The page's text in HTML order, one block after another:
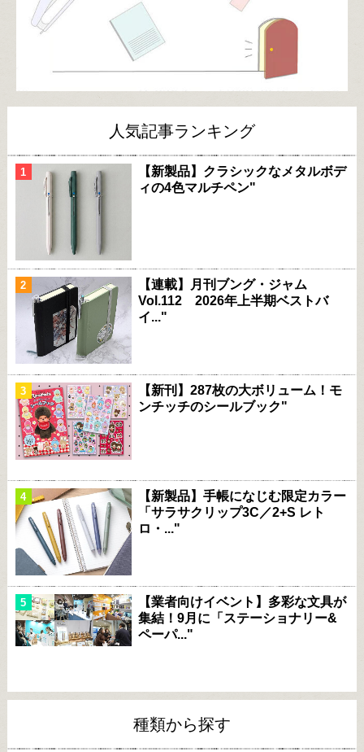
人気記事ランキング
【新製品】クラシックなメタルボデ
ィの4色マルチペン"
【連載】月刊ブング・ジャム
Vol.112 2026年上半期ベストバ
イ..."
【新刊】287枚の大ボリューム！モ
ンチッチのシールブック"
【新製品】手帳になじむ限定カラー
「サラサクリップ3C／2+S レト
ロ・..."
【業者向けイベント】多彩な文具が
集結！9月に「ステーショナリー&
ペーパ..."
種類から探す